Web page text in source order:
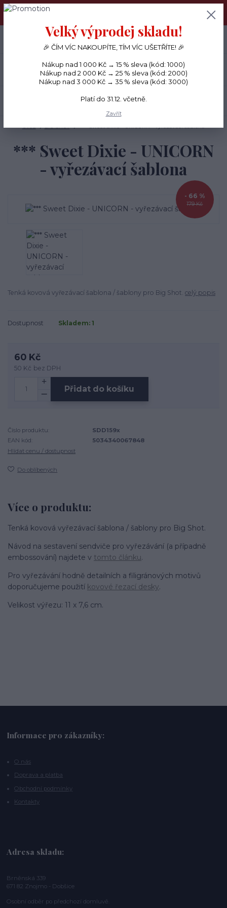
PŘÁNÍČKA a PAPÍROVÉ DÁRKY odesílám každý den, KREATIVNÍ
Menu
CZK
+420 734 380 930
(Po-Ne, 8-20 hod.)
*** Sweet Dixie - UNICORN
- vyřezávací šablona
179 Kč
- 66 %
Tenká kovová vyřezávací šablona / šablony pro Big Shot. celý popis
Dostupnost Skladem: 1
60 Kč
50 Kč bez DPH
Přidat do košíku
Číslo produktu:
SDD159x
EAN kód:
5034340067848
Hlídat cenu / dostupnost
Do oblíbených
Více o produktu:
Tenká kovová vyřezávací šablona / šablony pro Big Shot.
Návod na sestavení sendviče pro vyřezávání (a případně
embossování) najdete v tomto článku.
Pro vyřezávání hodně detailních a filigránových motivů
doporučujeme použití kovové řezací desky.
Velikost výřezu: 11 x 7,6 cm.
Informace pro zákazníky:
O nás
Doprava a platba
Obchodní podmínky
Kontakty
Adresa skladu:
Brněnská 339
671 82 Znojmo - Dobšice
Osobní odběr po předchozí domluvě.
Velký výprodej skladu!
🎉 ČÍM VÍC NAKOUPÍTE, TÍM VÍC UŠETŘÍTE! 🎉
Nákup nad 1 000 Kč → 15 % sleva (kód: 1000)
Nákup nad 2 000 Kč → 25 % sleva (kód: 2000)
Nákup nad 3 000 Kč → 35 % sleva (kód: 3000)
Platí do 31.12. včetně.
Zavřít